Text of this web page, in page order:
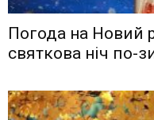
Погода на Новий
святкова ніч по-